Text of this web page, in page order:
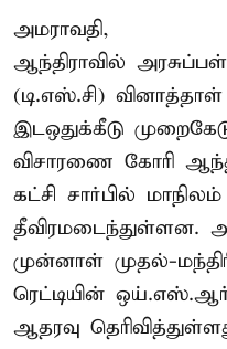
அமராவதி,
ஆந்திராவில்
(டி.எஸ்.சி)
இடஒதுக்கீடு
விசாரணை கோரி
கட்சி சார்பில்
தீவிரமடைந்துள்ளன.
முன்னாள் முதல்-
ரெட்டியின்
ஆதரவு